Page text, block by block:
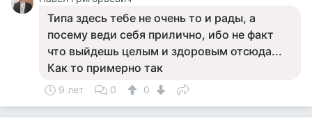
Типа здесь тебе не очень то и рады, а
посему веди себя прилично, ибо не факт
что выйдешь целым и здоровым отсюда...
Как то примерно так
9 лет 0 0